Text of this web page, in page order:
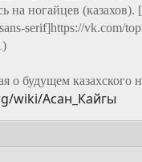
на ногайцев
serif]https://vk.com/
о будущем казахского
wiki/Асан_Кайгы